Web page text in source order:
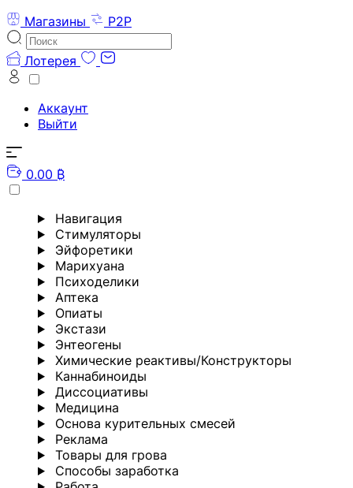
Магазины
P2P
Лотерея
Аккаунт
Выйти
0.00 ₿
Навигация
Стимуляторы
Эйфоретики
Марихуана
Психоделики
Аптека
Опиаты
Экстази
Энтеогены
Химические реактивы/Конструкторы
Каннабиноиды
Диссоциативы
Медицина
Основа курительных смесей
Реклама
Товары для грова
Способы заработка